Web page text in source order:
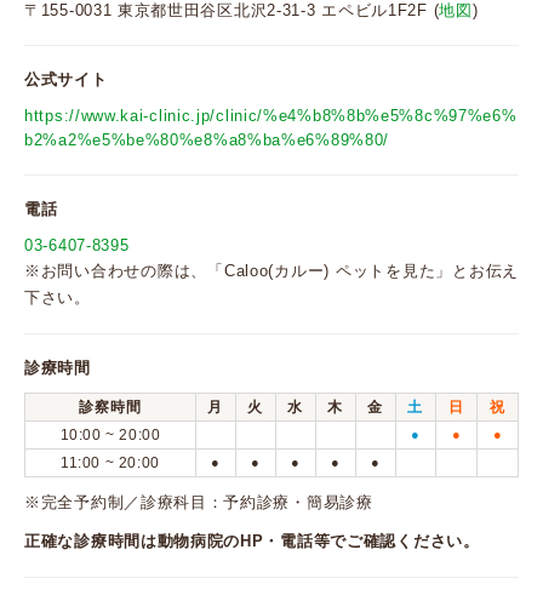
〒155-0031 東京都世田谷区北沢2-31-3 エペビル1F2F (地図 )
公式サイト
https://www.kai-clinic.jp/clinic/%e4%b8%8b%e5%8c%97%e6%
b2%a2%e5%be%80%e8%a8%ba%e6%89%80/
電話
03-6407-8395
※お問い合わせの際は、「Caloo(カルー) ペットを見た」とお伝え
下さい。
診療時間
診察時間 月 火 水 木 金 土 日
祝
10:00 ~ 20:00
● ● ●
11:00 ~ 20:00 ● ● ● ● ●
※完全予約制／診療科目：予約診療・簡易診療
正確な診療時間は動物病院のHP・電話等でご確認ください。